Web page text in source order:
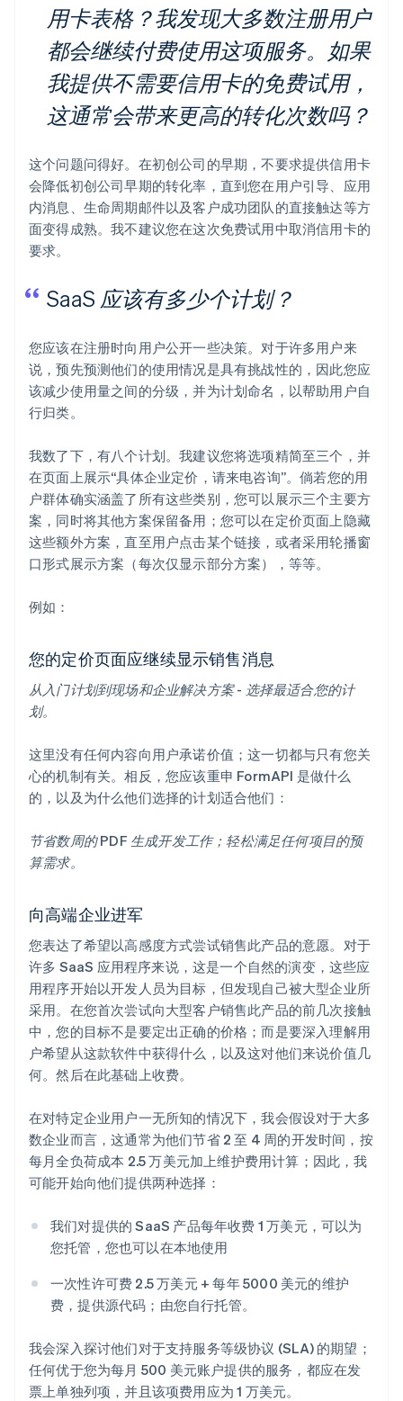
用卡表格？我发现大多数注册用户
都会继续付费使用这项服务。如果
我提供不需要信用卡的免费试用，
这通常会带来更高的转化次数吗？
这个问题问得好。在初创公司的早期，不要求提供信用卡
会降低初创公司早期的转化率，直到您在用户引导、应用
内消息、生命周期邮件以及客户成功团队的直接触达等方
面变得成熟。我不建议您在这次免费试用中取消信用卡的
要求。
SaaS 应该有多少个计划？
您应该在注册时向用户公开一些决策。对于许多用户来
说，预先预测他们的使用情况是具有挑战性的，因此您应
该减少使用量之间的分级，并为计划命名，以帮助用户自
行归类。
我数了下，有八个计划。我建议您将选项精简至三个，并
在页面上展示“具体企业定价，请来电咨询”。倘若您的用
户群体确实涵盖了所有这些类别，您可以展示三个主要方
案，同时将其他方案保留备用；您可以在定价页面上隐藏
这些额外方案，直至用户点击某个链接，或者采用轮播窗
口形式展示方案（每次仅显示部分方案），等等。
例如：
您的定价页面应继续显示销售消息
从入门计划到现场和企业解决方案 - 选择最适合您的计
划。
这里没有任何内容向用户承诺价值；这一切都与只有您关
心的机制有关。相反，您应该重申 FormAPI 是做什么
的，以及为什么他们选择的计划适合他们：
节省数周的 PDF 生成开发工作；轻松满足任何项目的预
算需求。
向高端企业进军
您表达了希望以高感度方式尝试销售此产品的意愿。对于
许多 SaaS 应用程序来说，这是一个自然的演变，这些应
用程序开始以开发人员为目标，但发现自己被大型企业所
采用。在您首次尝试向大型客户销售此产品的前几次接触
中，您的目标不是要定出正确的价格；而是要深入理解用
户希望从这款软件中获得什么，以及这对他们来说价值几
何。然后在此基础上收费。
在对特定企业用户一无所知的情况下，我会假设对于大多
数企业而言，这通常为他们节省 2 至 4 周的开发时间，按
每月全负荷成本 2.5 万美元加上维护费用计算；因此，我
可能开始向他们提供两种选择：
我们对提供的 SaaS 产品每年收费 1 万美元，可以为
您托管，您也可以在本地使用
一次性许可费 2.5 万美元 + 每年 5000 美元的维护
费，提供源代码；由您自行托管。
我会深入探讨他们对于支持服务等级协议 (SLA) 的期望；
任何优于您为每月 500 美元账户提供的服务，都应在发
票上单独列项，并且该项费用应为 1 万美元。